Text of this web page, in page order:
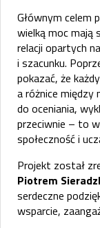
Głównym celem
wielką moc mają
relacji opartych
i szacunku.
pokazać, że
a różnice między
do oceniania,
przeciwnie – to
społeczność i
Projekt został
Piotrem
serdeczne
wsparcie,